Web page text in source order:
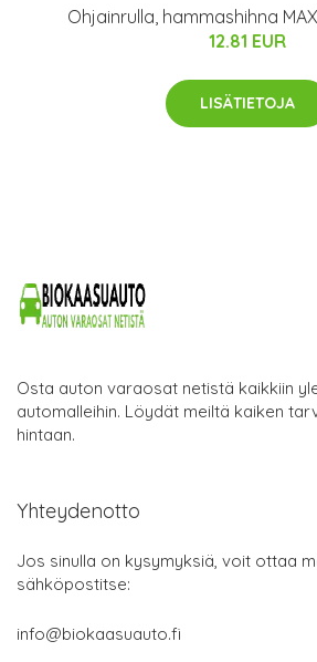
Ohjainrulla, hammashihna
12.81 EUR
LISÄTIETOJA
Osta auton varaosat netistä kaikkiin
automalleihin. Löydät meiltä kaiken
hintaan.
Yhteydenotto
Jos sinulla on kysymyksiä, voit ottaa
sähköpostitse:
info@biokaasuauto.fi